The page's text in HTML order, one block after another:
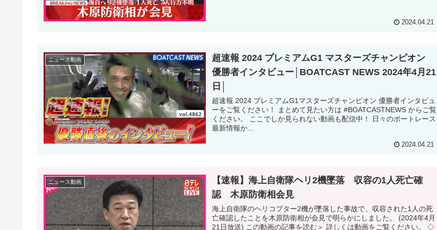
2024.04.21
ニュース動画
超速報 2024 プレミアムG1 マスターズチャンピオン
優勝者インタビュー│BOATCAST NEWS 2024年4月21
日│
超速報 2024 プレミアムG1マスターズチャンピオン 優勝者インタビュ
ーをご覧ください！ まとめて見たい方は #BOATCASTNEWS からご覧
ください。 ここでしか見られない動画も配信中！ 日々のボートレース
最新情報か...
2024.04.21
ニュース動画
【速報】海上自衛隊ヘリ2機墜落 収容の1人死亡確
認 木原防衛相会見
海上自衛隊のヘリコプター2機が墜落した事故で、収容された1人の死
亡確認したことを木原防衛相が会見で明らかにしました。 (2024年4月
21日放送) この動画の記事を読む＞ 詳しくは動画をご覧ください。 ◇